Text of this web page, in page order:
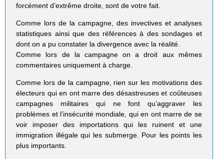
forcément d’extrême droite, sont de votre fait.
Comme lors de la campagne, des invectives et analyses
statistiques ainsi que des références à des sondages et
dont on a pu constater la divergence avec la réalité.
Comme lors de la campagne on a droit aux mêmes
commentaires uniquement à charge.
Comme lors de la campagne, rien sur les motivations des
électeurs qui en ont marre des désastreuses et coûteuses
campagnes militaires qui ne font qu’aggraver les
problèmes et l’insécurité mondiale, qui en ont marre de se
voir imposer des importations qui les ruinent et une
immigration illégale qui les submerge. Pour les points les
plus importants.